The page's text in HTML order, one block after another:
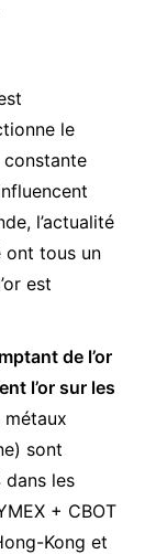
le
constante
l’actualité
ont tous un
est
de l’or
l’or sur les
métaux
sont
dans les
+ CBOT
Kong et